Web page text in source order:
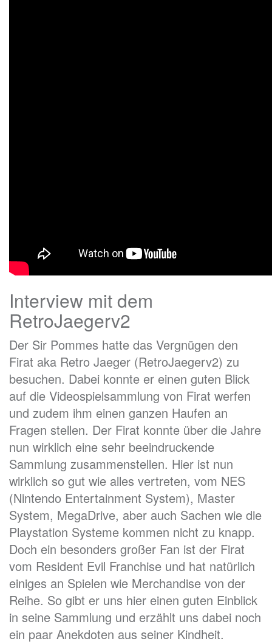
Interview mit dem
RetroJaegerv2
Der Sir Pommes hatte das Vergnügen den
Firat aka Retro Jaeger (RetroJaegerv2) zu
besuchen. Dabei konnte er einen guten Blick
auf die Videospielsammlung von Firat werfen
und zudem ihm einen ganzen Haufen an
Fragen stellen. Der Firat konnte über die Jahre
nun wirklich eine sehr beeindruckende
Sammlung zusammenstellen. Hier ist nun
wirklich so gut wie alles vertreten, vom NES
(Nintendo Entertainment System), Master
System, MegaDrive, aber auch Sachen wie die
Playstation Systeme kommen nicht zu knapp.
Doch ein besonders großer Fan ist der Firat
vom Resident Evil Franchise und hat natürlich
einiges an Spielen wie Merchandise von der
Reihe. So gibt er uns hier einen guten Einblick
in seine Sammlung und erzählt uns dabei noch
ein paar Anekdoten aus seiner Kindheit.